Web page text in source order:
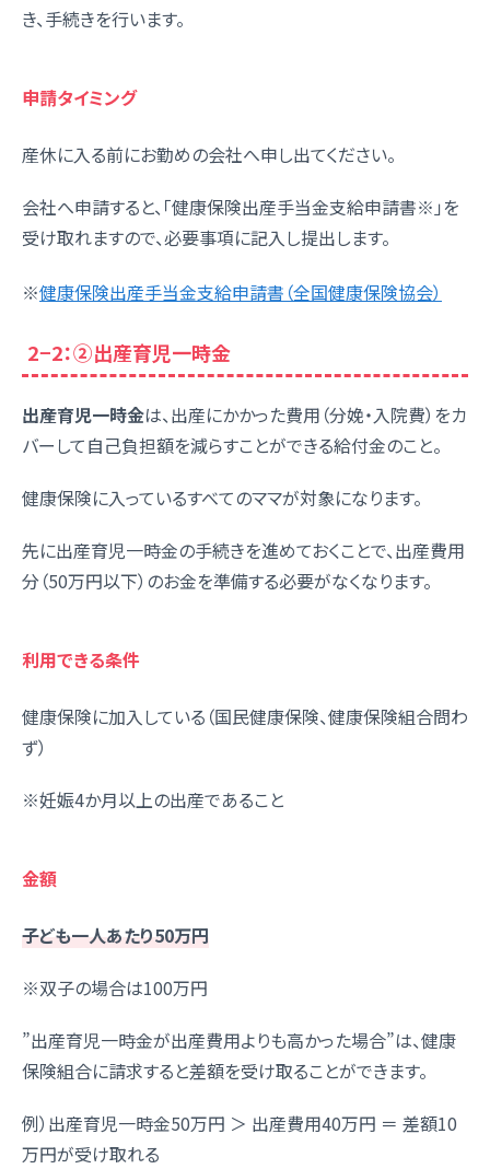
き、手続きを行います。
申請タイミング
産休に入る前にお勤めの会社へ申し出てください。
会社へ申請すると、「健康保険出産手当金支給申請書※」を
受け取れますので、必要事項に記入し提出します。
※健康保険出産手当金支給申請書（全国健康保険協会）
2−2：②出産育児一時金
出産育児一時金は、出産にかかった費用（分娩・入院費）をカ
バーして自己負担額を減らすことができる給付金のこと。
健康保険に入っているすべてのママが対象になります。
先に出産育児一時金の手続きを進めておくことで、出産費用
分（50万円以下）のお金を準備する必要がなくなります。
利用できる条件
健康保険に加入している（国民健康保険、健康保険組合問わ
ず）
※妊娠4か月以上の出産であること
金額
子ども一人あたり50万円
※双子の場合は100万円
”出産育児一時金が出産費用よりも高かった場合”は、健康
保険組合に請求すると差額を受け取ることができます。
例）出産育児一時金50万円 ＞ 出産費用40万円 ＝ 差額10
万円が受け取れる